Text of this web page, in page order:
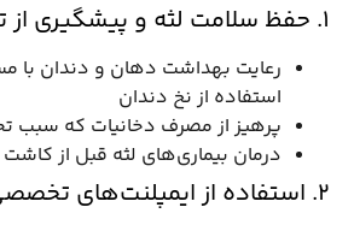
1. حفظ سلامت لثه و پیشگیری از تحلیل آن:
رعایت بهداشت دهان و دندان با
استفاده از نخ دندان
پرهیز از مصرف دخانیات که سبب
درمان بیماری‌های لثه قبل از کاشت
2. استفاده از ایمپلنت‌های تخصصی: